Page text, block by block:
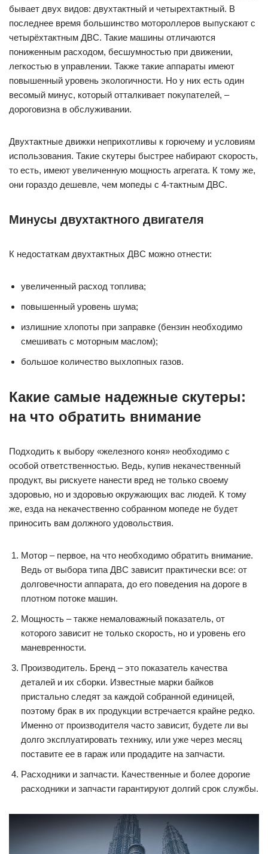
бывает двух видов: двухтактный и четырехтактный. В
последнее время большинство мотороллеров выпускают с
четырёхтактным ДВС. Такие машины отличаются
пониженным расходом, бесшумностью при движении,
легкостью в управлении. Также такие аппараты имеют
повышенный уровень экологичности. Но у них есть один
весомый минус, который отталкивает покупателей, –
дороговизна в обслуживании.
Двухтактные движки неприхотливы к горючему и условиям
использования. Такие скутеры быстрее набирают скорость,
то есть, имеют увеличенную мощность агрегата. К тому же,
они гораздо дешевле, чем мопеды с 4-тактным ДВС.
Минусы двухтактного двигателя
К недостаткам двухтактных ДВС можно отнести:
увеличенный расход топлива;
повышенный уровень шума;
излишние хлопоты при заправке (бензин необходимо
смешивать с моторным маслом);
большое количество выхлопных газов.
Какие самые надежные скутеры:
на что обратить внимание
Подходить к выбору «железного коня» необходимо с
особой ответственностью. Ведь, купив некачественный
продукт, вы рискуете нанести вред не только своему
здоровью, но и здоровью окружающих вас людей. К тому
же, езда на некачественно собранном мопеде не будет
приносить вам должного удовольствия.
Мотор – первое, на что необходимо обратить внимание.
Ведь от выбора типа ДВС зависит практически все: от
долговечности аппарата, до его поведения на дороге в
плотном потоке машин.
Мощность – также немаловажный показатель, от
которого зависит не только скорость, но и уровень его
маневренности.
Производитель. Бренд – это показатель качества
деталей и их сборки. Известные марки байков
пристально следят за каждой собранной единицей,
поэтому брак в их продукции встречается крайне редко.
Именно от производителя часто зависит, будете ли вы
долго эксплуатировать технику, или уже через месяц
поставите ее в гараж или продадите на запчасти.
Расходники и запчасти. Качественные и более дорогие
расходники и запчасти гарантируют долгий срок службы.